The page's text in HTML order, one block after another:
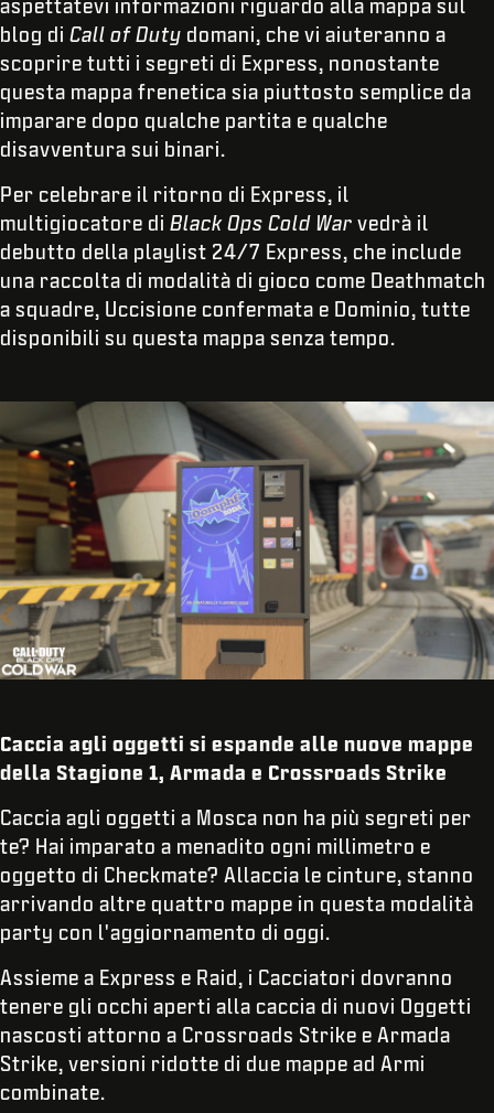
aspettatevi informazioni riguardo alla mappa sul
blog di Call of Duty domani, che vi aiuteranno a
scoprire tutti i segreti di Express, nonostante
questa mappa frenetica sia piuttosto semplice da
imparare dopo qualche partita e qualche
disavventura sui binari.
Per celebrare il ritorno di Express, il
multigiocatore di Black Ops Cold War vedrà il
debutto della playlist 24/7 Express, che include
una raccolta di modalità di gioco come Deathmatch
a squadre, Uccisione confermata e Dominio, tutte
disponibili su questa mappa senza tempo.
Caccia agli oggetti si espande alle nuove mappe
della Stagione 1, Armada e Crossroads Strike
Caccia agli oggetti a Mosca non ha più segreti per
te? Hai imparato a menadito ogni millimetro e
oggetto di Checkmate? Allaccia le cinture, stanno
arrivando altre quattro mappe in questa modalità
party con l'aggiornamento di oggi.
Assieme a Express e Raid, i Cacciatori dovranno
tenere gli occhi aperti alla caccia di nuovi Oggetti
nascosti attorno a Crossroads Strike e Armada
Strike, versioni ridotte di due mappe ad Armi
combinate.